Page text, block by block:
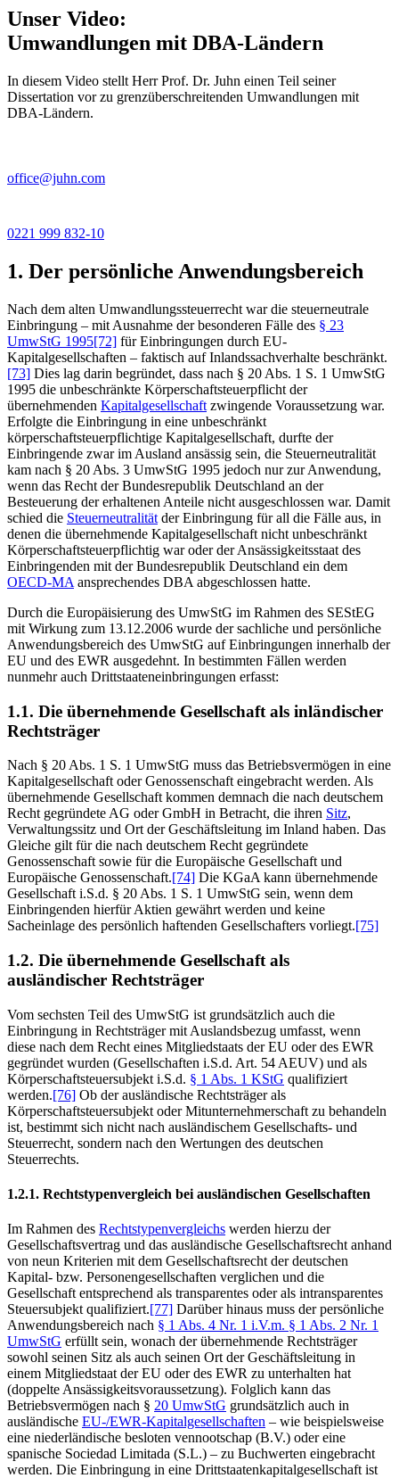
Unser Video:
Umwandlungen mit DBA-Ländern
In diesem Video stellt Herr Prof. Dr. Juhn einen Teil seiner
Dissertation vor zu grenzüberschreitenden Umwandlungen mit
DBA-Ländern.
office@juhn.com
0221 999 832-10
1. Der persönliche Anwendungsbereich
Nach dem alten Umwandlungssteuerrecht war die steuerneutrale
Einbringung – mit Ausnahme der besonderen Fälle des § 23
UmwStG 1995[72] für Einbringungen durch EU-
Kapitalgesellschaften – faktisch auf Inlandssachverhalte beschränkt.
[73] Dies lag darin begründet, dass nach § 20 Abs. 1 S. 1 UmwStG
1995 die unbeschränkte Körperschaftsteuerpflicht der
übernehmenden Kapitalgesellschaft zwingende Voraussetzung war.
Erfolgte die Einbringung in eine unbeschränkt
körperschaftsteuerpflichtige Kapitalgesellschaft, durfte der
Einbringende zwar im Ausland ansässig sein, die Steuerneutralität
kam nach § 20 Abs. 3 UmwStG 1995 jedoch nur zur Anwendung,
wenn das Recht der Bundesrepublik Deutschland an der
Besteuerung der erhaltenen Anteile nicht ausgeschlossen war. Damit
schied die Steuerneutralität der Einbringung für all die Fälle aus, in
denen die übernehmende Kapitalgesellschaft nicht unbeschränkt
Körperschaftsteuerpflichtig war oder der Ansässigkeitsstaat des
Einbringenden mit der Bundesrepublik Deutschland ein dem
OECD-MA ansprechendes DBA abgeschlossen hatte.
Durch die Europäisierung des UmwStG im Rahmen des SEStEG
mit Wirkung zum 13.12.2006 wurde der sachliche und persönliche
Anwendungsbereich des UmwStG auf Einbringungen innerhalb der
EU und des EWR ausgedehnt. In bestimmten Fällen werden
nunmehr auch Drittstaateneinbringungen erfasst:
1.1. Die übernehmende Gesellschaft als inländischer
Rechtsträger
Nach § 20 Abs. 1 S. 1 UmwStG muss das Betriebsvermögen in eine
Kapitalgesellschaft oder Genossenschaft eingebracht werden. Als
übernehmende Gesellschaft kommen demnach die nach deutschem
Recht gegründete AG oder GmbH in Betracht, die ihren Sitz,
Verwaltungssitz und Ort der Geschäftsleitung im Inland haben. Das
Gleiche gilt für die nach deutschem Recht gegründete
Genossenschaft sowie für die Europäische Gesellschaft und
Europäische Genossenschaft.[74] Die KGaA kann übernehmende
Gesellschaft i.S.d. § 20 Abs. 1 S. 1 UmwStG sein, wenn dem
Einbringenden hierfür Aktien gewährt werden und keine
Sacheinlage des persönlich haftenden Gesellschafters vorliegt.[75]
1.2. Die übernehmende Gesellschaft als
ausländischer Rechtsträger
Vom sechsten Teil des UmwStG ist grundsätzlich auch die
Einbringung in Rechtsträger mit Auslandsbezug umfasst, wenn
diese nach dem Recht eines Mitgliedstaats der EU oder des EWR
gegründet wurden (Gesellschaften i.S.d. Art. 54 AEUV) und als
Körperschaftsteuersubjekt i.S.d. § 1 Abs. 1 KStG qualifiziert
werden.[76] Ob der ausländische Rechtsträger als
Körperschaftsteuersubjekt oder Mitunternehmerschaft zu behandeln
ist, bestimmt sich nicht nach ausländischem Gesellschafts- und
Steuerrecht, sondern nach den Wertungen des deutschen
Steuerrechts.
1.2.1. Rechtstypenvergleich bei ausländischen Gesellschaften
Im Rahmen des Rechtstypenvergleichs werden hierzu der
Gesellschaftsvertrag und das ausländische Gesellschaftsrecht anhand
von neun Kriterien mit dem Gesellschaftsrecht der deutschen
Kapital- bzw. Personengesellschaften verglichen und die
Gesellschaft entsprechend als transparentes oder als intransparentes
Steuersubjekt qualifiziert.[77] Darüber hinaus muss der persönliche
Anwendungsbereich nach § 1 Abs. 4 Nr. 1 i.V.m. § 1 Abs. 2 Nr. 1
UmwStG erfüllt sein, wonach der übernehmende Rechtsträger
sowohl seinen Sitz als auch seinen Ort der Geschäftsleitung in
einem Mitgliedstaat der EU oder des EWR zu unterhalten hat
(doppelte Ansässigkeitsvoraussetzung). Folglich kann das
Betriebsvermögen nach § 20 UmwStG grundsätzlich auch in
ausländische EU-/EWR-Kapitalgesellschaften – wie beispielsweise
eine niederländische besloten vennootschap (B.V.) oder eine
spanische Sociedad Limitada (S.L.) – zu Buchwerten eingebracht
werden. Die Einbringung in eine Drittstaatenkapitalgesellschaft ist